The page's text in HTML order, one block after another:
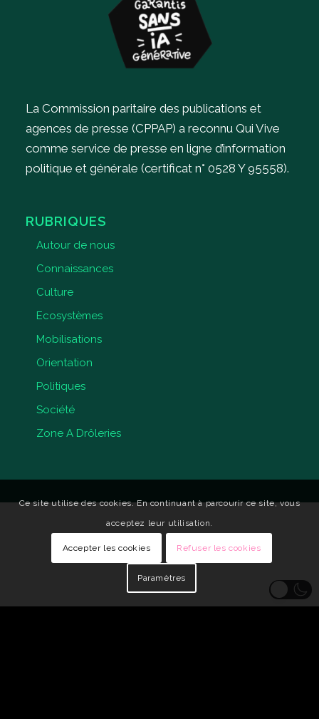
La Commission paritaire des publications et
agences de presse (CPPAP) a reconnu Qui Vive
comme service de presse en ligne d’information
politique et générale (certificat n° 0528 Y 95558).
RUBRIQUES
Autour de nous
Connaissances
Culture
Ecosystèmes
Mobilisations
Orientation
Politiques
Société
Zone A Drôleries
Ce site utilise des cookies. En continuant à parcourir ce site, vous
acceptez leur utilisation.
Accepter les cookies Refuser les cookies
Paramètres